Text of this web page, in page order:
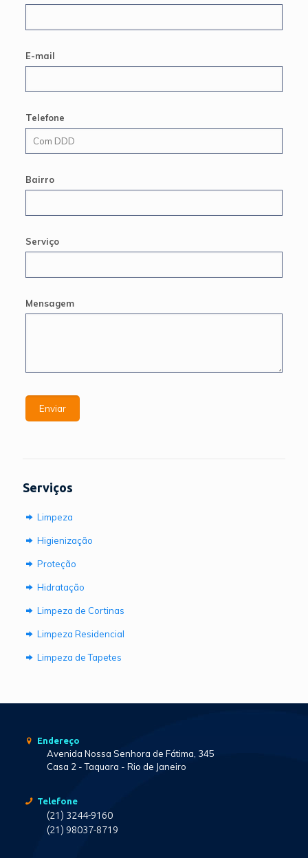
E-mail
Telefone
Bairro
Serviço
Mensagem
Serviços
Limpeza
Higienização
Proteção
Hidratação
Limpeza de Cortinas
Limpeza Residencial
Limpeza de Tapetes
Endereço
Avenida Nossa Senhora de Fátima, 345
Casa 2 - Taquara - Rio de Janeiro
Telefone
(21) 3244-9160
(21) 98037-8719